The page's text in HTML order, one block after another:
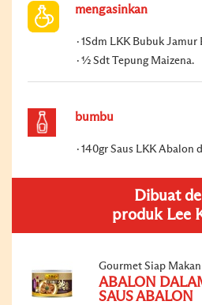
mengasinkan
1Sdm LKK Bubuk Jamur
½ Sdt Tepung Maizena.
bumbu
140gr Saus LKK Abalon
Dibuat
produk Lee
Gourmet Siap Makan
ABALON
SAUS ABALON